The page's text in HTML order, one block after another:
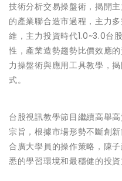
技術分析交易操盤術，揭開
的產業聯合造市過程，主力
維，主力投資時代1.0~3.0台
性，產業造勢趨勢比價效應
力操盤術與應用工具教學，
式。
台股視訊教學節目繼續高舉
宗旨，根據市場形勢不斷創
合廣大學員的操作策略，陳
悉的學習環境和最穩健的投資